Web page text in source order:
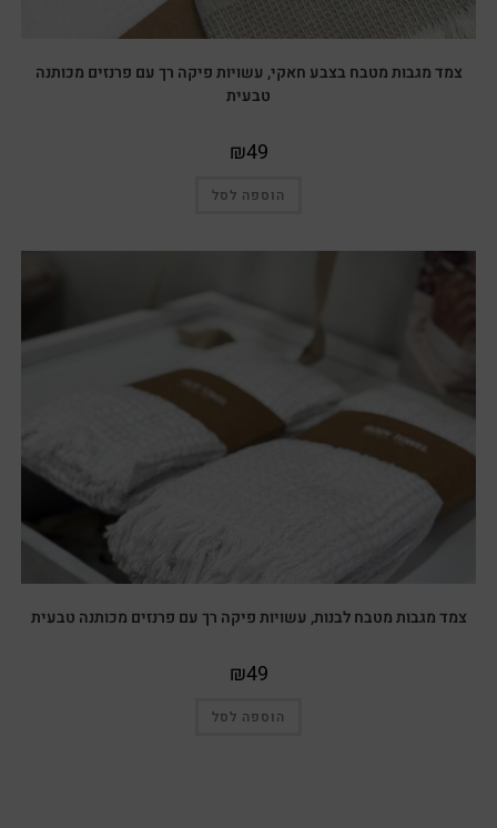
צמד מגבות מטבח בצבע חאקי, עשויות פיקה רך עם פרנזים מכותנה
טבעית
₪49
הוספה לסל
צמד מגבות מטבח לבנות, עשויות פיקה רך עם פרנזים מכותנה טבעית
₪49
הוספה לסל